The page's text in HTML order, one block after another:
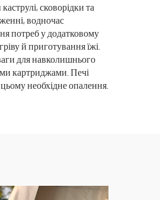
сковорідки та
водночас
потреб у додатковому
й приготування їжі.
для навколишнього
картриджами. Печі
необхідне опалення.